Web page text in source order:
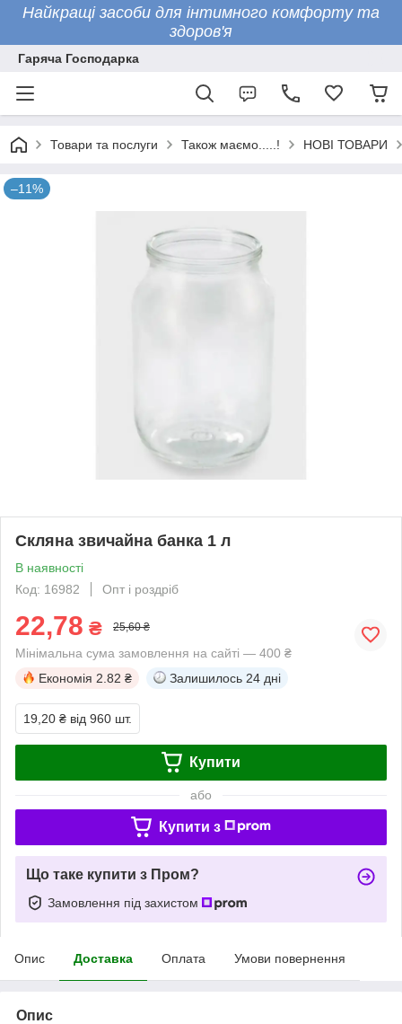
Найкращі засоби для інтимного комфорту та
здоров'я
Гаряча Господарка
Товари та послуги Також маємо.....! НОВІ ТОВАРИ
–11%
Скляна звичайна банка 1 л
В наявності
Код: 16982
Опт і роздріб
22,78 ₴ 25,60 ₴
Мінімальна сума замовлення на сайті — 400 ₴
Економія 2.82 ₴ Залишилось 24 дні
19,20 ₴ від 960 шт.
Купити
або
Купити з
Що таке купити з Пром?
Замовлення під захистом
Опис Доставка Оплата Умови повернення
Опис